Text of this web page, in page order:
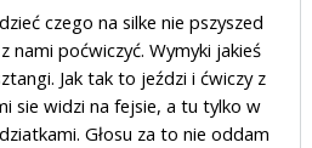
czego na silke nie pszyszed
nami poćwiczyć. Wymyki jakieś
Jak tak to jeździ i ćwiczy z
sie widzi na fejsie, a tu tylko w
Głosu za to nie oddam